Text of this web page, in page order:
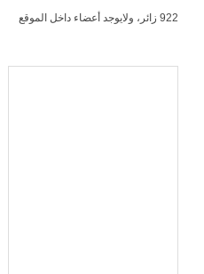
922 زائر، ولايوجد أعضاء داخل الموقع